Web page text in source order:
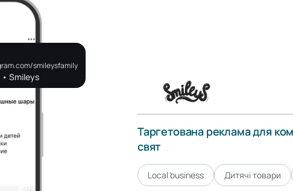
smileysfamily/
Smileys
Таргетована реклама для
свят
Local business Дитячі товари